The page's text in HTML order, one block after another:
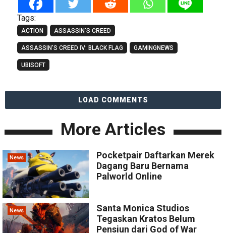
Tags:
ACTION ASSASSIN'S CREED
ASSASSIN'S CREED IV: BLACK FLAG GAMINGNEWS
UBISOFT
LOAD COMMENTS
More Articles
News
Pocketpair Daftarkan Merek
Dagang Baru Bernama
Palworld Online
News
Santa Monica Studios
Tegaskan Kratos Belum
Pensiun dari God of War